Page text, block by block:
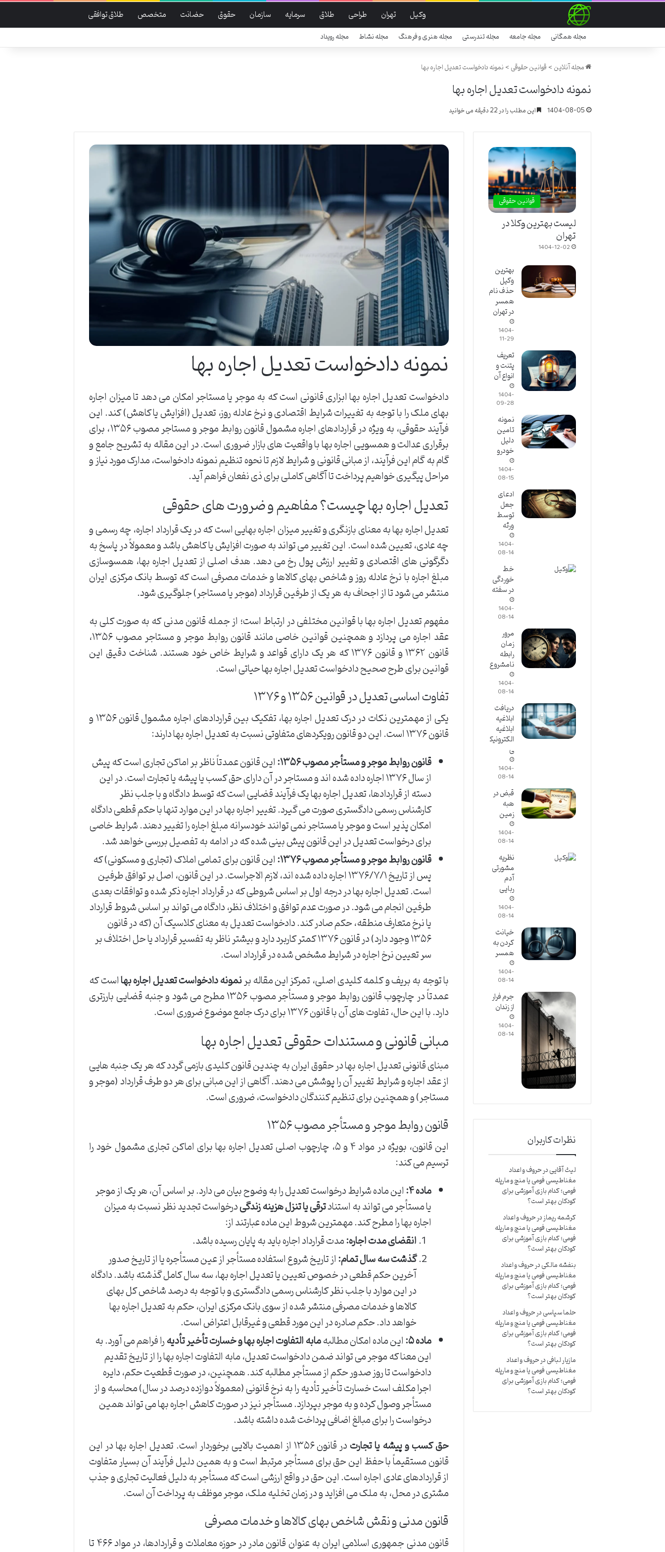
وکیل تهران طراحی طلاق سرمایه سازمان حقوق حضانت متخصص طلاق توافقی
مجله همگانی مجله جامعه مجله تندرستی مجله هنری و فرهنگ مجله نشاط مجله رویداد
مجله آنلاین>قوانین حقوقی>نمونه دادخواست تعدیل اجاره بها
نمونه دادخواست تعدیل اجاره بها
1404-08-05 این مطلب را در 22 دقیقه می خوانید
نمونه دادخواست تعدیل اجاره بها
دادخواست تعدیل اجاره بها ابزاری قانونی است که به موجر یا مستاجر امکان می دهد تا میزان اجاره
بهای ملک را با توجه به تغییرات شرایط اقتصادی و نرخ عادله روز، تعدیل (افزایش یا کاهش) کند. این
فرآیند حقوقی، به ویژه در قراردادهای اجاره مشمول قانون روابط موجر و مستاجر مصوب ۱۳۵۶، برای
برقراری عدالت و همسویی اجاره بها با واقعیت های بازار ضروری است. در این مقاله به تشریح جامع و
گام به گام این فرآیند، از مبانی قانونی و شرایط لازم تا نحوه تنظیم نمونه دادخواست، مدارک مورد نیاز و
مراحل پیگیری خواهیم پرداخت تا آگاهی کاملی برای ذی نفعان فراهم آید.
تعدیل اجاره بها چیست؟ مفاهیم و ضرورت های حقوقی
تعدیل اجاره بها به معنای بازنگری و تغییر میزان اجاره بهایی است که در یک قرارداد اجاره، چه رسمی و
چه عادی، تعیین شده است. این تغییر می تواند به صورت افزایش یا کاهش باشد و معمولاً در پاسخ به
دگرگونی های اقتصادی و تغییر ارزش پول رخ می دهد. هدف اصلی از تعدیل اجاره بها، همسوسازی
مبلغ اجاره با نرخ عادله روز و شاخص بهای کالاها و خدمات مصرفی است که توسط بانک مرکزی ایران
منتشر می شود تا از اجحاف به هر یک از طرفین قرارداد (موجر یا مستاجر) جلوگیری شود.
مفهوم تعدیل اجاره بها با قوانین مختلفی در ارتباط است؛ از جمله قانون مدنی که به صورت کلی به
عقد اجاره می پردازد و همچنین قوانین خاصی مانند قانون روابط موجر و مستاجر مصوب ۱۳۵۶،
قانون ۱۳۶۲ و قانون ۱۳۷۶ که هر یک دارای قواعد و شرایط خاص خود هستند. شناخت دقیق این
قوانین برای طرح صحیح دادخواست تعدیل اجاره بها حیاتی است.
تفاوت اساسی تعدیل در قوانین ۱۳۵۶ و ۱۳۷۶
یکی از مهمترین نکات در درک تعدیل اجاره بها، تفکیک بین قراردادهای اجاره مشمول قانون ۱۳۵۶ و
قانون ۱۳۷۶ است. این دو قانون رویکردهای متفاوتی نسبت به تعدیل اجاره بها دارند:
قانون روابط موجر و مستأجر مصوب ۱۳۵۶:
این قانون عمدتاً ناظر بر اماکن تجاری است که پیش
از سال ۱۳۷۶ اجاره داده شده اند و مستاجر در آن دارای حق کسب یا پیشه یا تجارت است. در این
دسته از قراردادها، تعدیل اجاره بها یک فرآیند قضایی است که توسط دادگاه و با جلب نظر
کارشناس رسمی دادگستری صورت می گیرد. تغییر اجاره بها در این موارد تنها با حکم قطعی دادگاه
امکان پذیر است و موجر یا مستاجر نمی توانند خودسرانه مبلغ اجاره را تغییر دهند. شرایط خاصی
برای درخواست تعدیل در این قانون پیش بینی شده که در ادامه به تفصیل بررسی خواهد شد.
قانون روابط موجر و مستأجر مصوب ۱۳۷۶:
این قانون برای تمامی املاک (تجاری و مسکونی) که
پس از تاریخ ۱۳۷۶/۷/۱ اجاره داده شده اند، لازم الاجراست. در این قانون، اصل بر توافق طرفین
است. تعدیل اجاره بها در درجه اول بر اساس شروطی که در قرارداد اجاره ذکر شده و توافقات بعدی
طرفین انجام می شود. در صورت عدم توافق و اختلاف نظر، دادگاه می تواند بر اساس شروط قرارداد
یا نرخ متعارف منطقه، حکم صادر کند. دادخواست تعدیل به معنای کلاسیک آن (که در قانون
۱۳۵۶ وجود دارد) در قانون ۱۳۷۶ کمتر کاربرد دارد و بیشتر ناظر به تفسیر قرارداد یا حل اختلاف بر
سر تعیین نرخ اجاره در شرایط مشخص شده در قرارداد است.
با توجه به بریف و کلمه کلیدی اصلی، تمرکز این مقاله برنمونه دادخواست تعدیل اجاره بهااست که
عمدتاً در چارچوب قانون روابط موجر و مستأجر مصوب ۱۳۵۶ مطرح می شود و جنبه قضایی بارزتری
دارد. با این حال، تفاوت های آن با قانون ۱۳۷۶ برای درک جامع موضوع ضروری است.
مبانی قانونی و مستندات حقوقی تعدیل اجاره بها
مبنای قانونی تعدیل اجاره بها در حقوق ایران به چندین قانون کلیدی بازمی گردد که هر یک جنبه هایی
از عقد اجاره و شرایط تغییر آن را پوشش می دهند. آگاهی از این مبانی برای هر دو طرف قرارداد (موجر و
مستاجر) و همچنین برای تنظیم کنندگان دادخواست، ضروری است.
قانون روابط موجر و مستأجر مصوب ۱۳۵۶
این قانون، بویژه در مواد ۴ و ۵، چارچوب اصلی تعدیل اجاره بها برای اماکن تجاری مشمول خود را
ترسیم می کند:
ماده ۴: این ماده شرایط درخواست تعدیل را به وضوح بیان می دارد. بر اساس آن، هر یک از موجر
یا مستأجر می تواند به استنادترقی یا تنزل هزینه زندگیدرخواست تجدید نظر نسبت به میزان
اجاره بها را مطرح کند. مهمترین شروط این ماده عبارتند از:
انقضای مدت اجاره:مدت قرارداد اجاره باید به پایان رسیده باشد.
گذشت سه سال تمام:از تاریخ شروع استفاده مستأجر از عین مستأجره یا از تاریخ صدور
آخرین حکم قطعی در خصوص تعیین یا تعدیل اجاره بها، سه سال کامل گذشته باشد. دادگاه
در این موارد با جلب نظر کارشناس رسمی دادگستری و با توجه به درصد شاخص کل بهای
کالاها و خدمات مصرفی منتشر شده از سوی بانک مرکزی ایران، حکم به تعدیل اجاره بها
خواهد داد. حکم صادره در این مورد قطعی و غیرقابل اعتراض است.
ماده ۵: این ماده امکان مطالبهمابه التفاوت اجاره بها و خسارت تأخیر تأدیهرا فراهم می آورد. به
این معنا که موجر می تواند ضمن دادخواست تعدیل، مابه التفاوت اجاره بها را از تاریخ تقدیم
دادخواست تا روز صدور حکم از مستأجر مطالبه کند. همچنین، در صورت قطعیت حکم، دایره
اجرا مکلف است خسارت تأخیر تأدیه را به نرخ قانونی (معمولاً دوازده درصد در سال) محاسبه و از
مستأجر وصول کرده و به موجر بپردازد. مستأجر نیز در صورت کاهش اجاره بها می تواند همین
درخواست را برای مبالغ اضافی پرداخت شده داشته باشد.
حق کسب و پیشه یا تجارت
در قانون ۱۳۵۶ از اهمیت بالایی برخوردار است. تعدیل اجاره بها در این
قانون مستقیماً با حفظ این حق برای مستأجر مرتبط است و به همین دلیل فرآیند آن بسیار متفاوت
از قراردادهای عادی اجاره است. این حق در واقع ارزشی است که مستأجر به دلیل فعالیت تجاری و جذب
مشتری در محل، به ملک می افزاید و در زمان تخلیه ملک، موجر موظف به پرداخت آن است.
قانون مدنی و نقش شاخص بهای کالاها و خدمات مصرفی
قانون مدنی جمهوری اسلامی ایران به عنوان قانون مادر در حوزه معاملات و قراردادها، در مواد ۴۶۶ تا
قوانین حقوقی
لیست بهترین وکلا در
تهران
1404-12-02
بهترین
وکیل
حذف نام
همسر
در تهران
1404-
11-29
تعریف
پتنت و
انواع آن
1404-
09-28
نمونه
تامین
دلیل
خودرو
1404-
08-15
ادعای
جعل
توسط
ورثه
1404-
08-14
خط
خوردگی
در سفته
1404-
08-14
مرور
زمان
رابطه
نامشروع
1404-
08-14
دریافت
ابلاغیه
ابلاغیه
الکترونیک
ی
1404-
08-14
قبض در
هبه
زمین
1404-
08-14
نظریه
مشورتی
آدم
ربایی
1404-
08-14
خیانت
کردن به
همسر
1404-
08-14
جرم فرار
از زندان
1404-
08-14
نظرات کاربران
لیث آقاییدرحروف و اعداد
مغناطیسی فومی یا منچ و مارپله
فومی؛ کدام بازی آموزشی برای
کودکان بهتر است؟
کرشمه ریمازدرحروف و اعداد
مغناطیسی فومی یا منچ و مارپله
فومی؛ کدام بازی آموزشی برای
کودکان بهتر است؟
بنفشه مالکیدرحروف و اعداد
مغناطیسی فومی یا منچ و مارپله
فومی؛ کدام بازی آموزشی برای
کودکان بهتر است؟
حلما سپاسیدرحروف و اعداد
مغناطیسی فومی یا منچ و مارپله
فومی؛ کدام بازی آموزشی برای
کودکان بهتر است؟
مازیار لبافیدرحروف و اعداد
مغناطیسی فومی یا منچ و مارپله
فومی؛ کدام بازی آموزشی برای
کودکان بهتر است؟